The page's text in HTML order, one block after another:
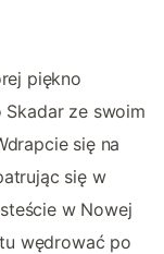
piękno
ze swoim
się na
się w
w Nowej
wędrować po